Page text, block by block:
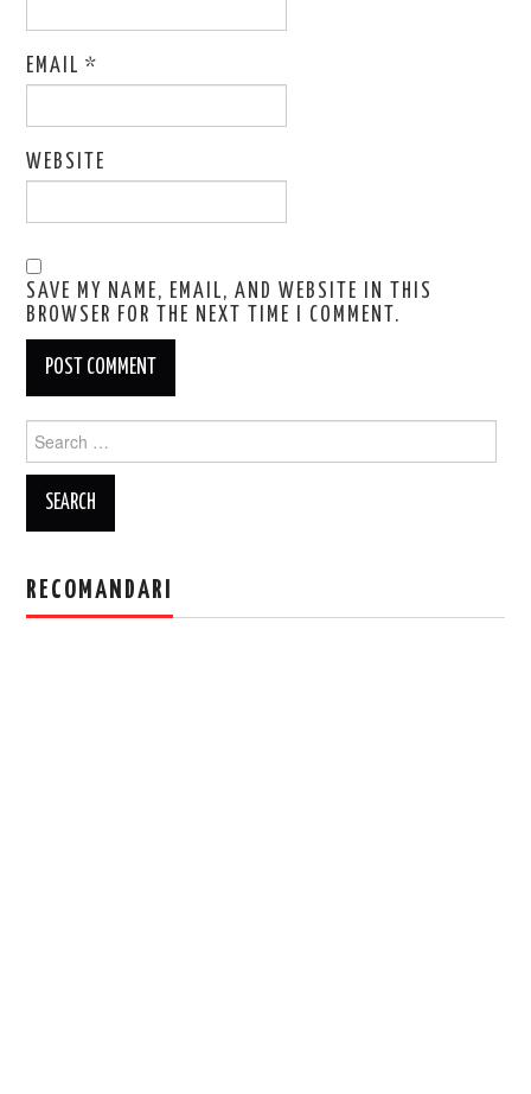
EMAIL*
WEBSITE
SAVE MY NAME, EMAIL, AND WEBSITE IN THIS
BROWSER FOR THE NEXT TIME I COMMENT.
for:
RECOMANDARI